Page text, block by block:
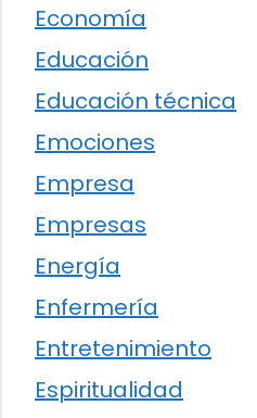
Economía
Educación
Educación técnica
Emociones
Empresa
Empresas
Energía
Enfermería
Entretenimiento
Espiritualidad